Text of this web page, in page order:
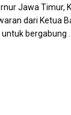
Jawa
dari Ketua
bergabung ...